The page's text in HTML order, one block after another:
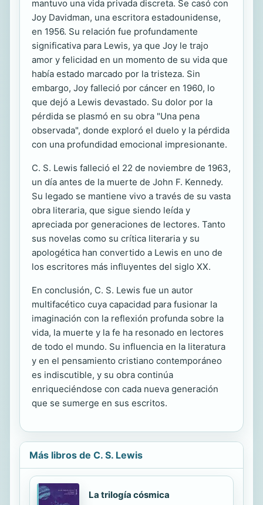
mantuvo una vida privada discreta. Se casó con
Joy Davidman, una escritora estadounidense,
en 1956. Su relación fue profundamente
significativa para Lewis, ya que Joy le trajo
amor y felicidad en un momento de su vida que
había estado marcado por la tristeza. Sin
embargo, Joy falleció por cáncer en 1960, lo
que dejó a Lewis devastado. Su dolor por la
pérdida se plasmó en su obra "Una pena
observada", donde exploró el duelo y la pérdida
con una profundidad emocional impresionante.
C. S. Lewis falleció el 22 de noviembre de 1963,
un día antes de la muerte de John F. Kennedy.
Su legado se mantiene vivo a través de su vasta
obra literaria, que sigue siendo leída y
apreciada por generaciones de lectores. Tanto
sus novelas como su crítica literaria y su
apologética han convertido a Lewis en uno de
los escritores más influyentes del siglo XX.
En conclusión, C. S. Lewis fue un autor
multifacético cuya capacidad para fusionar la
imaginación con la reflexión profunda sobre la
vida, la muerte y la fe ha resonado en lectores
de todo el mundo. Su influencia en la literatura
y en el pensamiento cristiano contemporáneo
es indiscutible, y su obra continúa
enriqueciéndose con cada nueva generación
que se sumerge en sus escritos.
Más libros de C. S. Lewis
La trilogía cósmica